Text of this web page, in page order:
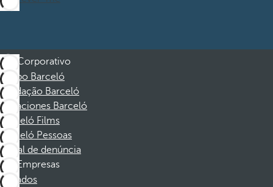
Corporativo
Grupo Barceló
Fundação Barceló
Vacaciones Barceló
Barceló Films
Barceló Pessoas
Canal de denúncia
Empresas
Afiliados